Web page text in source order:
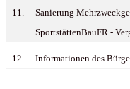
11.
Sanierung
SportstättenBauFR -
12. Informationen des